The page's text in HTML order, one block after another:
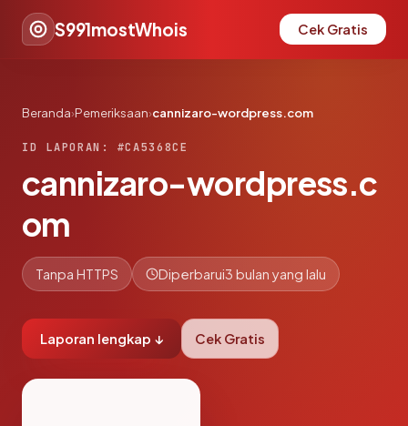
S991mostWhois Cek Gratis
Beranda›Pemeriksaan›cannizaro-wordpress.com
ID LAPORAN: #CA5368CE
cannizaro-wordpress.c
om
Tanpa HTTPS Diperbarui3 bulan yang lalu
Laporan lengkap ↓ Cek Gratis